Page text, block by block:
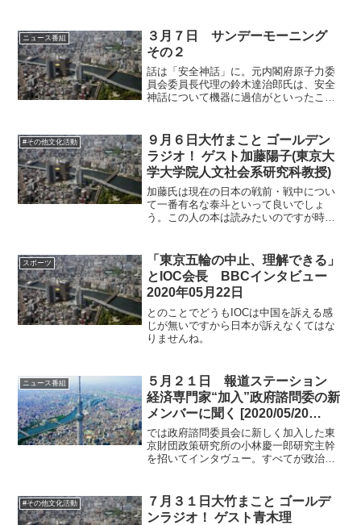
しかし、シンギュラリティ、シンギュラ
リティと何を指標にいっ...
ニュース番組
３月７日 サンデーモーニング
その２
話は「安全神話」に。元内閣府原子力委
員会委員長代理の鈴木達治郎氏は、安全
神話について機器に過信がといったこと
よって神話が作り上げられ強化されてい
ったのは明白です。住民を...
#その他文化活動
９月６日大竹まこと ゴールデン
ラジオ！ ゲスト加藤陽子(東京大
学大学院人文社会系研究科教授)
加藤氏は現在の日本の戦前・戦中につい
て一番有名な泰斗といって良いでしょ
う。この人の本は読みたいのですが時間
内容が非常に怪しいのと、最近海軍善玉
史観を放棄した半藤一利氏と...
スポーツ
「東京五輪の中止、理解できる」
とIOC会長 BBCインタビュー
2020年05月22日
とのことでどうもIOCは中国を訴える感
じが無いですから日本が訴えなくてはな
りませんね。
ニュース番組
５月２１日 報道ステーション
経済専門家“加入”政府諮問委の新
メンバーに聞く [2020/05/20
23:30]
では政府諮問委員会に新しく加入した東
京財団政策研究所の小林慶一郎研究主幹
を招いてインタヴュー。すべてが政治色
にして後で税金を取って公平性を担保す
るという話を。やはりベー...
#その他文化活動
７月３１日大竹まこと ゴールデ
ンラジオ！ ゲスト青木理